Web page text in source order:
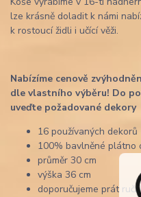
lze krásně doladit k námi
k rostoucí židli i učící věži.
Nabízíme cenově
dle vlastního výběru! Do
uveďte požadované dekory
16 používaných dekorů
100% bavlněné
průměr 30 cm
výška 36 cm
doporučujeme prát